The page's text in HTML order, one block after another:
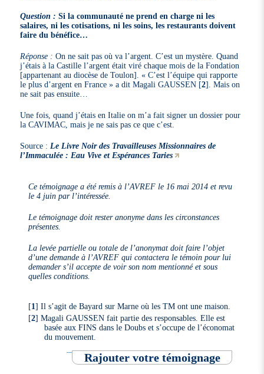
Question : Si la communauté ne prend en charge ni les
salaires, ni les cotisations, ni les soins, les restaurants doivent
faire du bénéfice…
Réponse : On ne sait pas où va l’argent. C’est un mystère. Quand
j’étais à la Castille l’argent était viré chaque mois de la Fondation
[appartenant au diocèse de Toulon]. « C’est l’équipe qui rapporte
le plus d’argent en France » a dit Magali GAUSSEN [2] . Mais on
ne sait pas ensuite…
Une fois, quand j’étais en Italie on m’a fait signer un dossier pour
la CAVIMAC, mais je ne sais pas ce que c’est.
Source : Le Livre Noir des Travailleuses Missionnaires de
l’Immaculée : Eau Vive et Espérances Taries
Ce témoignage a été remis à l’AVREF le 16 mai 2014 et revu
le 4 juin par l’intéressée.
Le témoignage doit rester anonyme dans les circonstances
présentes.
La levée partielle ou totale de l’anonymat doit faire l’objet
d’une demande à l’AVREF qui contactera le témoin pour lui
demander s’il accepte de voir son nom mentionné et sous
quelles conditions.
[1]Il s’agit de Bayard sur Marne où les TM ont une maison.
[2]Magali GAUSSEN fait partie des responsables. Elle est
basée aux FINS dans le Doubs et s’occupe de l’économat
du mouvement.
Rajouter votre témoignage